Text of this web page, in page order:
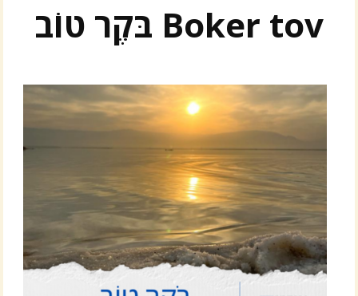
בֹּקֶר טוֹב Boker tov